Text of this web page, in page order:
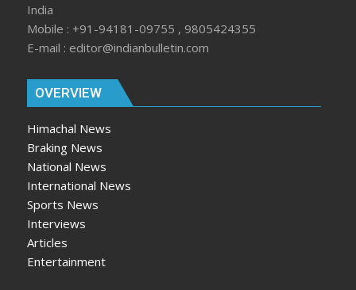
India
Mobile : +91-94181-09755 , 9805424355
E-mail : editor@indianbulletin.com
OVERVIEW
Himachal News
Braking News
National News
International News
Sports News
Interviews
Articles
Entertainment